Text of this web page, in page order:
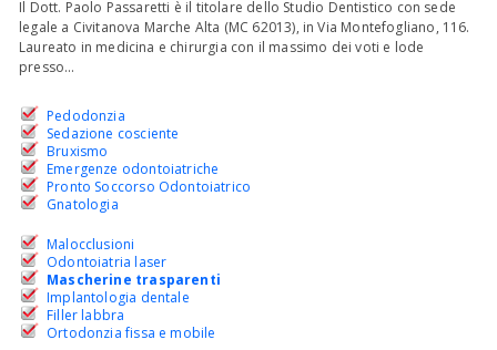
Il Dott. Paolo Passaretti è il titolare dello Studio Dentistico con sede
legale a Civitanova Marche Alta (MC 62013), in Via Montefogliano, 116.
Laureato in medicina e chirurgia con il massimo dei voti e lode
presso...
Pedodonzia
Sedazione cosciente
Bruxismo
Emergenze odontoiatriche
Pronto Soccorso Odontoiatrico
Gnatologia
Malocclusioni
Odontoiatria laser
Mascherine trasparenti
Implantologia dentale
Filler labbra
Ortodonzia fissa e mobile